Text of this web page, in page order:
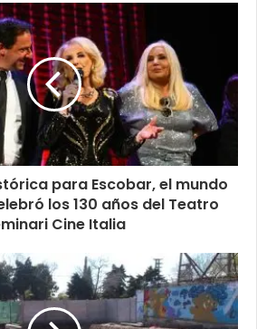
para Escobar, el mundo
los 130 años del Teatro
Cine Italia